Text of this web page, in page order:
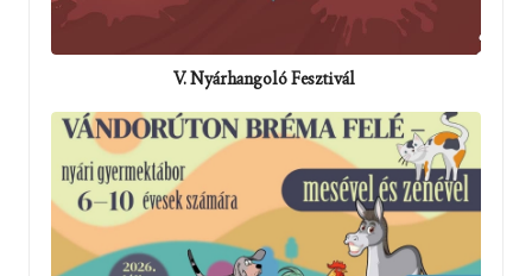
V. Nyárhangoló Fesztivál